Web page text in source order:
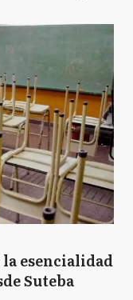
esencialidad
Suteba